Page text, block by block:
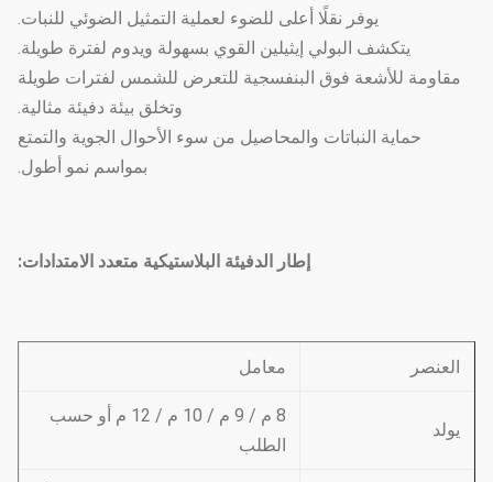
يوفر نقلًا أعلى للضوء لعملية التمثيل الضوئي للنبات.
يتكشف البولي إيثيلين القوي بسهولة ويدوم لفترة طويلة.
مقاومة للأشعة فوق البنفسجية للتعرض للشمس لفترات طويلة
وتخلق بيئة دفيئة مثالية.
حماية النباتات والمحاصيل من سوء الأحوال الجوية والتمتع
بمواسم نمو أطول.
إطار الدفيئة البلاستيكية متعدد الامتدادات:
العنصر معامل
يولد
8 م / 9 م / 10 م / 12 م أو حسب
الطلب